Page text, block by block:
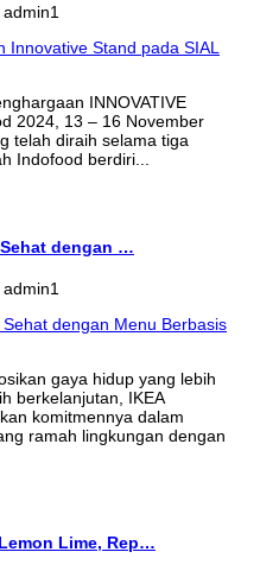
admin1
INNOVATIVE
2024, 13 – 16 November
telah diraih selama tiga
Indofood berdiri...
dengan …
admin1
gaya hidup yang lebih
berkelanjutan, IKEA
komitmennya dalam
ramah lingkungan dengan
Lime, Rep…